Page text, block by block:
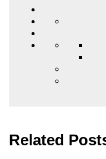
Related